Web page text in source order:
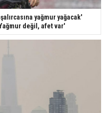
yağmur yağacak'
değil, afet var'